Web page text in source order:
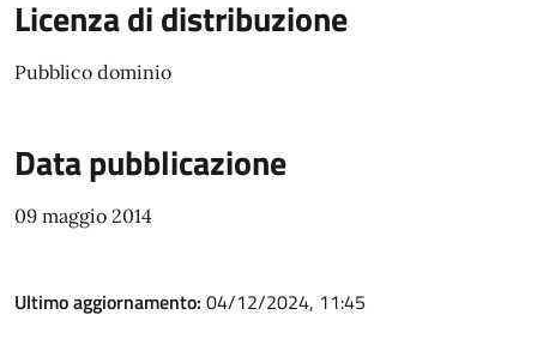
Licenza di distribuzione
Pubblico dominio
Data pubblicazione
09 maggio 2014
Ultimo aggiornamento: 04/12/2024, 11:45